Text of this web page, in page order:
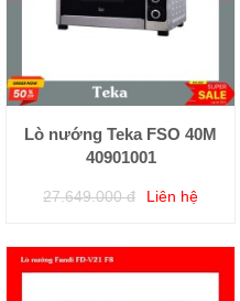
Lò nướng Teka FSO 40M
40901001
27.649.000 đ Liên hệ